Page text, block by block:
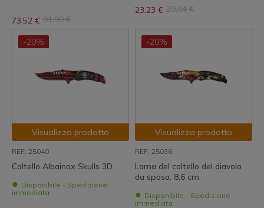
73,52 € 91,90 €
23,23 € 29,04 €
-20%
Visualizza prodotto
REF: 25040
Coltello Albainox Skulls 3D
Disponibile - Spedizione
immediata
-20%
Visualizza prodotto
REF: 25036
Lama del coltello del diavolo
da sposa: 8,6 cm
Disponibile - Spedizione
immediata